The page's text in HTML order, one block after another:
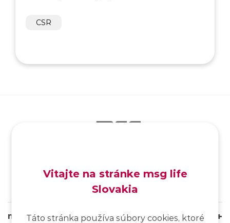
CSR
msg life Slovakia
Vitajte na stránke msg life
Slovakia
Táto stránka používa súbory cookies, ktoré